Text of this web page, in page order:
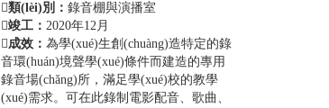
類(lèi)別： 錄音棚與演播室
竣工： 2020年12月
成效： 為學(xué)生創(chuàng)造特定的錄
音環(huán)境聲學(xué)條件而建造的專用
錄音場(chǎng)所，滿足學(xué)校的教學
(xué)需求。可在此錄制電影配音、歌曲、